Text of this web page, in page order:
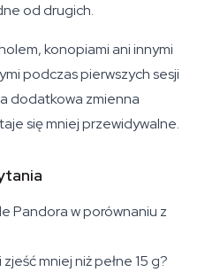
od drugich.
konopiami ani innymi
podczas pierwszych sesji
dodatkowa zmienna
się mniej przewidywalne.
Pandora w porównaniu z
mniej niż pełne 15 g?